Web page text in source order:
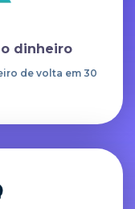
dinheiro
de volta em 30